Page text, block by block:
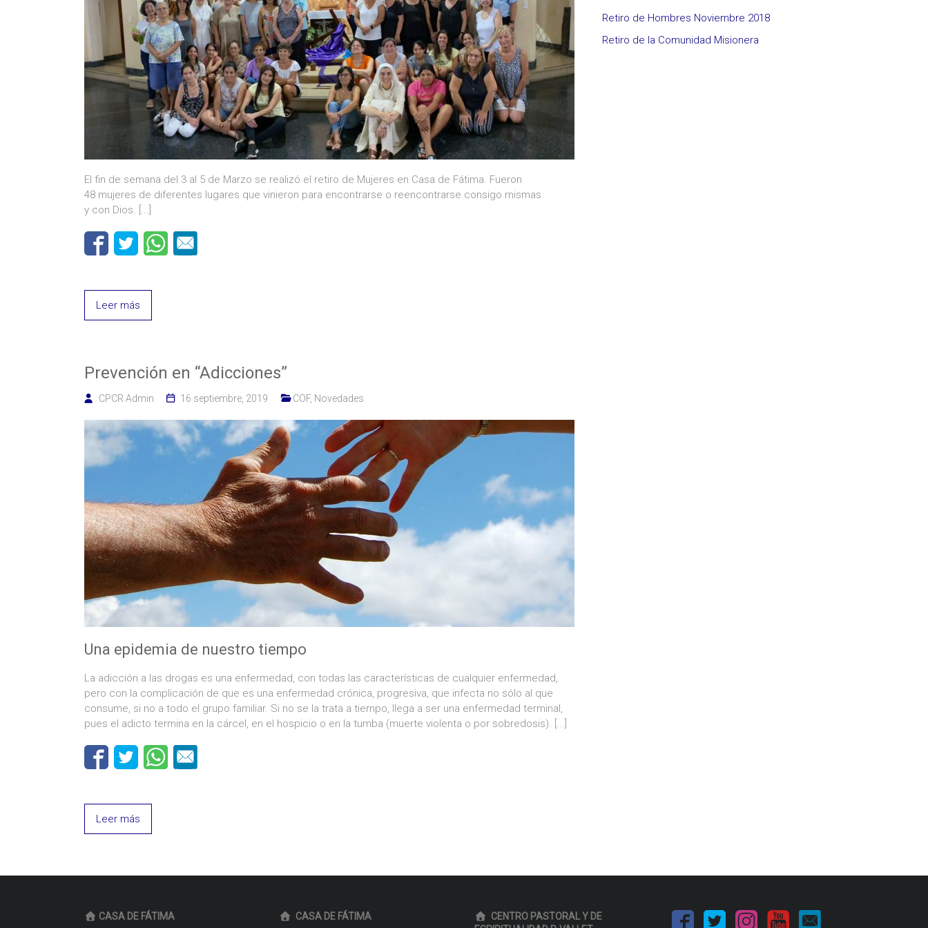
El fin de semana del 3 al 5 de Marzo se realizó el retiro de Mujeres en Casa de Fátima. Fueron
48 mujeres de diferentes lugares que vinieron para encontrarse o reencontrarse consigo mismas
y con Dios. [...]
Leer más
Prevención en “Adicciones”
CPCR Admin 16 septiembre, 2019 COF, Novedades
Una epidemia de nuestro tiempo
La adicción a las drogas es una enfermedad, con todas las características de cualquier enfermedad,
pero con la complicación de que es una enfermedad crónica, progresiva, que infecta no sólo al que
consume, si no a todo el grupo familiar. Si no se la trata a tiempo, llega a ser una enfermedad terminal,
pues el adicto termina en la cárcel, en el hospicio o en la tumba (muerte violenta o por sobredosis). [...]
Leer más
Retiro de Hombres Noviembre 2018
Retiro de la Comunidad Misionera
CASA DE FÁTIMA CASA DE FÁTIMA
CENTRO PASTORAL Y DE